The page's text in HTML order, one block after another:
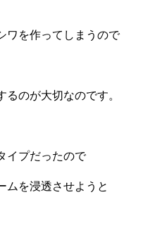
ワを作ってしまうので
のが大切なのです。
イプだったので
ムを浸透させようと